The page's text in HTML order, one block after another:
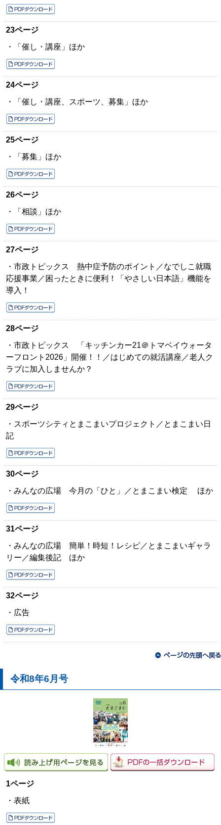
23ページ
・「催し・講座」ほか
24ページ
・「催し・講座、スポーツ、募集」ほか
25ページ
・「募集」ほか
26ページ
・「相談」ほか
27ページ
・市政トピックス 熱中症予防のポイント／なでしこ就職
応援事業／困ったときに便利！「やさしい日本語」機能を
導入！
28ページ
・市政トピックス 「キッチンカー21＠トマベイウォータ
ーフロント2026」開催！！／はじめての就活講座／老人ク
ラブに加入しませんか？
29ページ
・スポーツシティとまこまいプロジェクト／とまこまい日
記
30ページ
・みんなの広場 今月の「ひと」／とまこまい検定 ほか
31ページ
・みんなの広場 簡単！時短！レシピ／とまこまいギャラ
リー／編集後記 ほか
32ページ
・広告
令和8年6月号
1ページ
・表紙